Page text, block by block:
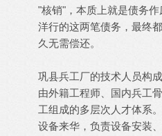
"核销"，本质上就是债务
洋行的这两笔债务，最终
久无需偿还。
巩县兵工厂的技术人员构
由外籍工程师、国内兵工
工组成的多层次人才体系
设备来华，负责设备安装